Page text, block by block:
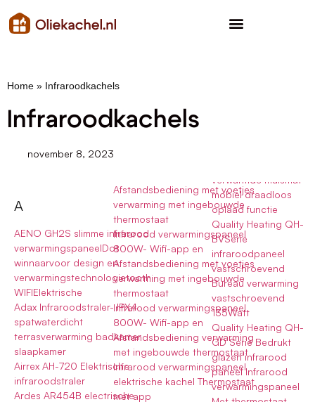
Home » Infraroodkachels
Infraroodkachels
november 8, 2023
A
AENO GH2S slimme infrarood
verwarmingspaneelDot
winnaarvoor design en
verwarmingstechnologietooth
WIFIElektrische
Adax Infraroodstraler- IPX4
spatwaterdicht
terrasverwarming badkamer
slaapkamer
Airrex AH-720 Elektrische
infraroodstraler
Ardes AR454B electrische
Afstandsbediening met voetjes
verwarming met ingebouwde
thermostaat
Infrarood verwarmingspaneel
800W- Wifi-app en
Afstandsbediening met voetjes
verwarming met ingebouwde
thermostaat
Infrarood verwarmingspaneel
800W- Wifi-app en
Afstandsbediening verwarming
met ingebouwde thermostaat
Infrarood verwarmingspaneel
elektrische kachel Thermostaat
met app
mobiel draadloos
oplaad functie
Quality Heating QH-
BVSerie
infraroodpaneel
vastschroevend
Bureau verwarming
vastschroevend
135Watt
Quality Heating QH-
GD Serie Bedrukt
glazen infrarood
paneel Infrarood
verwarmingspaneel